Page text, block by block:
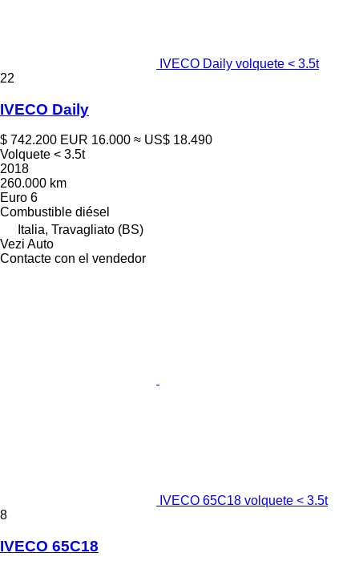
IVECO Daily volquete < 3.5t
22
IVECO Daily
$ 742.200 EUR 16.000 ≈ US$ 18.490
Volquete < 3.5t
2018
260.000 km
Euro 6
Combustible diésel
Italia, Travagliato (BS)
Vezi Auto
Contacte con el vendedor
IVECO 65C18 volquete < 3.5t
8
IVECO 65C18